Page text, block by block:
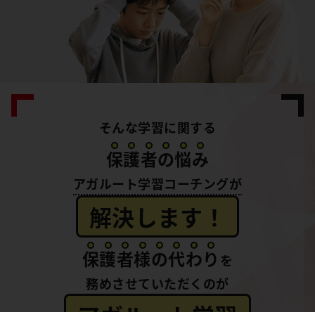
そんな学習に関する
保護者の悩み
アガルート学習コーチングが
解決します！
保護者様の代わり を
務めさせていただくのが